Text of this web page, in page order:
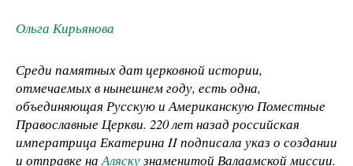
Ольга Кирьянова
Среди памятных дат церковной истории,
отмечаемых в нынешнем году, есть одна,
объединяющая Русскую и Американскую Поместные
Православные Церкви. 220 лет назад российская
императрица Екатерина II подписала указ о создании
и отправке наАляскузнаменитой Валаамской миссии.